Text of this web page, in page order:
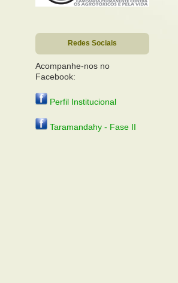
Redes Sociais
Acompanhe-nos no
Facebook:
Perfil Institucional
Taramandahy - Fase II